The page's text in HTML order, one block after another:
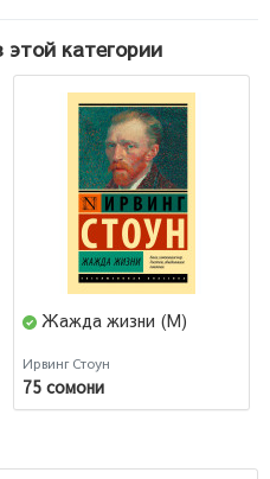
категории
Жажда жизни (М)
Ирвинг Стоун
75 сомони